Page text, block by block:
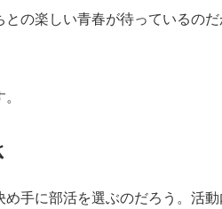
の楽しい青春が待っているの
手に部活を選ぶのだろう。活